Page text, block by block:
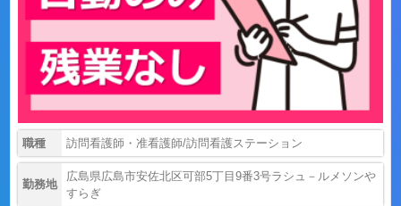
職種 訪問看護師・准看護師/訪問看護ステーション
勤務地
広島県広島市安佐北区可部5丁目9番3号ラシュ－ルメソンや
すらぎ